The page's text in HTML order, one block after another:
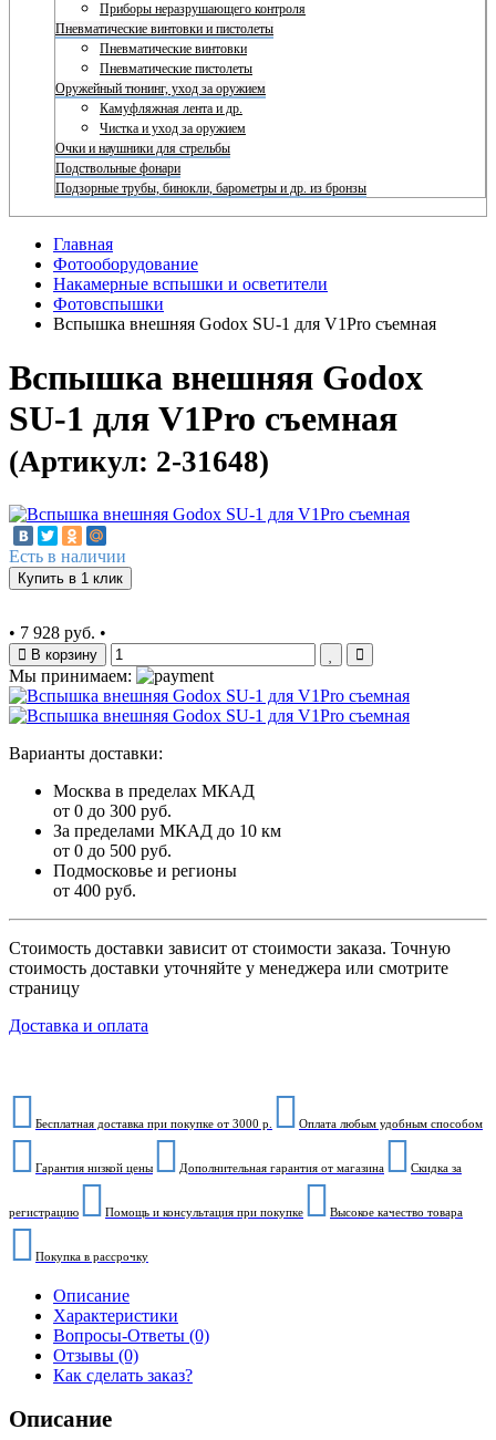
Приборы неразрушающего контроля
Пневматические винтовки и пистолеты
Пневматические винтовки
Пневматические пистолеты
Оружейный тюнинг, уход за оружием
Камуфляжная лента и др.
Чистка и уход за оружием
Очки и наушники для стрельбы
Подствольные фонари
Подзорные трубы, бинокли, барометры и др. из бронзы
Главная
Фотооборудование
Накамерные вспышки и осветители
Фотовспышки
Вспышка внешняя Godox SU-1 для V1Pro съемная
Вспышка внешняя Godox
SU-1 для V1Pro съемная
(Артикул: 2-31648)
Есть в наличии
Купить в 1 клик
• 7 928 руб. •
В корзину
Мы принимаем:
Варианты доставки:
Москва в пределах МКАД
от 0 до 300 руб.
За пределами МКАД до 10 км
от 0 до 500 руб.
Подмосковье и регионы
от 400 руб.
Стоимость доставки зависит от стоимости заказа. Точную
стоимость доставки уточняйте у менеджера или смотрите
страницу
Доставка и оплата
Бесплатная доставка при покупке от 3000 р. Оплата любым удобным способом
Гарантия низкой цены Дополнительная гарантия от магазина Скидка за
регистрацию Помощь и консультация при покупке Высокое качество товара
Покупка в рассрочку
Описание
Характеристики
Вопросы-Ответы (0)
Отзывы (0)
Как сделать заказ?
Описание